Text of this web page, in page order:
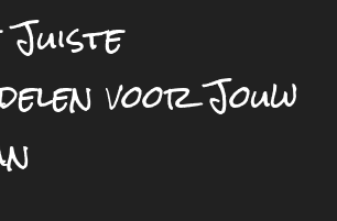
Juiste
voor Jouw